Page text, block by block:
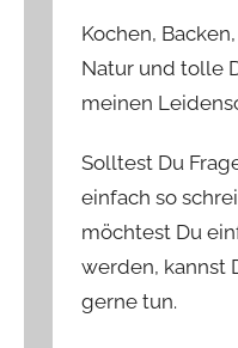
Kochen,
Natur und tolle
meinen
Solltest Du
einfach so
möchtest Du
werden, kannst
gerne tun.